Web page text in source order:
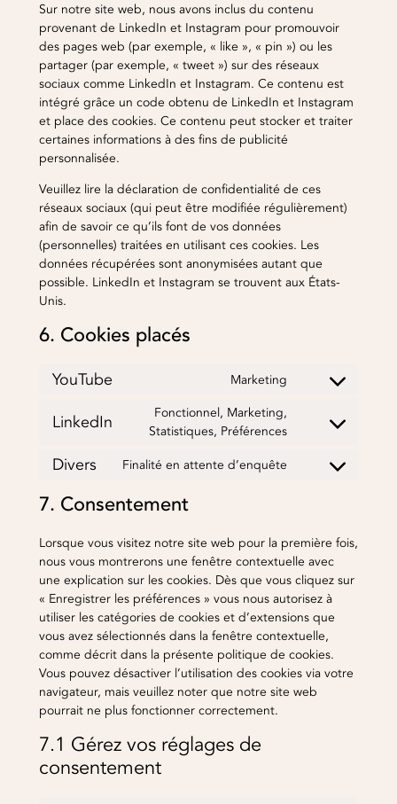
Sur notre site web, nous avons inclus du contenu
provenant de LinkedIn et Instagram pour promouvoir
des pages web (par exemple, « like », « pin ») ou les
partager (par exemple, « tweet ») sur des réseaux
sociaux comme LinkedIn et Instagram. Ce contenu est
intégré grâce un code obtenu de LinkedIn et Instagram
et place des cookies. Ce contenu peut stocker et traiter
certaines informations à des fins de publicité
personnalisée.
Veuillez lire la déclaration de confidentialité de ces
réseaux sociaux (qui peut être modifiée régulièrement)
afin de savoir ce qu’ils font de vos données
(personnelles) traitées en utilisant ces cookies. Les
données récupérées sont anonymisées autant que
possible. LinkedIn et Instagram se trouvent aux États-
Unis.
6. Cookies placés
YouTube Marketing
Consent
service
LinkedIn
Fonctionnel, Marketing,
Statistiques, Préférences
Consent
service
Divers Finalité en attente d’enquête
Consent
7. Consentement
Lorsque vous visitez notre site web pour la première fois,
nous vous montrerons une fenêtre contextuelle avec
une explication sur les cookies. Dès que vous cliquez sur
« Enregistrer les préférences » vous nous autorisez à
utiliser les catégories de cookies et d’extensions que
vous avez sélectionnés dans la fenêtre contextuelle,
comme décrit dans la présente politique de cookies.
Vous pouvez désactiver l’utilisation des cookies via votre
navigateur, mais veuillez noter que notre site web
pourrait ne plus fonctionner correctement.
7.1 Gérez vos réglages de
consentement